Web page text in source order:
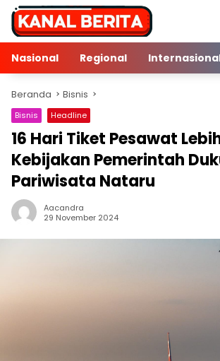
Langsung
konten
Nasional
Regional
Beranda Bisnis
Bisnis Headline
16 Hari Tiket Pesawat
Kebijakan Pemerintah
Pariwisata Nataru
Aacandra
29 November 2024